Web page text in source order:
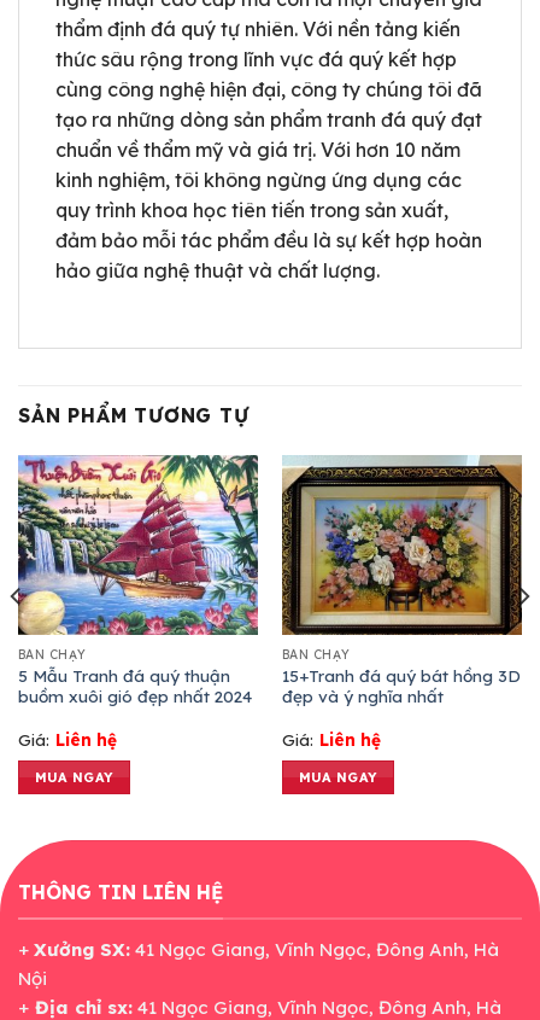
thẩm định đá quý tự nhiên. Với nền tảng kiến
thức sâu rộng trong lĩnh vực đá quý kết hợp
cùng công nghệ hiện đại, công ty chúng tôi đã
tạo ra những dòng sản phẩm tranh đá quý đạt
chuẩn về thẩm mỹ và giá trị. Với hơn 10 năm
kinh nghiệm, tôi không ngừng ứng dụng các
quy trình khoa học tiên tiến trong sản xuất,
đảm bảo mỗi tác phẩm đều là sự kết hợp hoàn
hảo giữa nghệ thuật và chất lượng.
SẢN PHẨM TƯƠNG TỰ
BÁN CHẠY
5 Mẫu Tranh đá quý thuận
buồm xuôi gió đẹp nhất 2024
Giá: Liên hệ
MUA NGAY
BÁN CHẠY
15+Tranh đá quý bát hồng 3D
đẹp và ý nghĩa nhất
Giá: Liên hệ
MUA NGAY
THÔNG TIN LIÊN HỆ
+ Xưởng SX: 41 Ngọc Giang, Vĩnh Ngọc, Đông Anh, Hà
Nội
+ Địa chỉ sx: 41 Ngọc Giang, Vĩnh Ngọc, Đông Anh, Hà